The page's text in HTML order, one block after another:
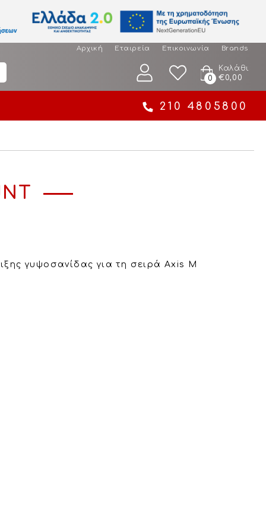
Αρχική Εταιρεία Επικοινωνία Brands
210 4805800
Καλάθι
€0,00
0
γυψοσανίδας για τη σειρά Axis M